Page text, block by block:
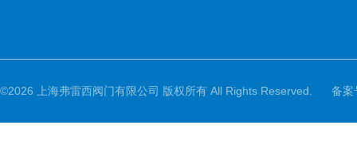
©2026 上海弗雷西阀门有限公司 版权所有 All Rights Reserved. 备案